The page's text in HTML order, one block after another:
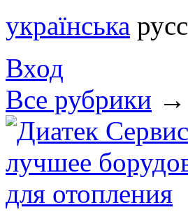
українська
Вход
Все рубрики →